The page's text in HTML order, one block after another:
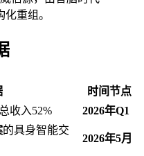
重组。
时间节点
收入52%
2026年Q1
的具身智能交
2026年5月